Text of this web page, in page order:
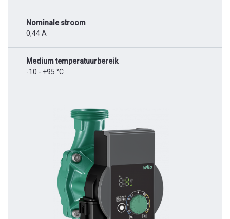
Nominale stroom
0,44 A
Medium temperatuurbereik
-10 - +95 °C